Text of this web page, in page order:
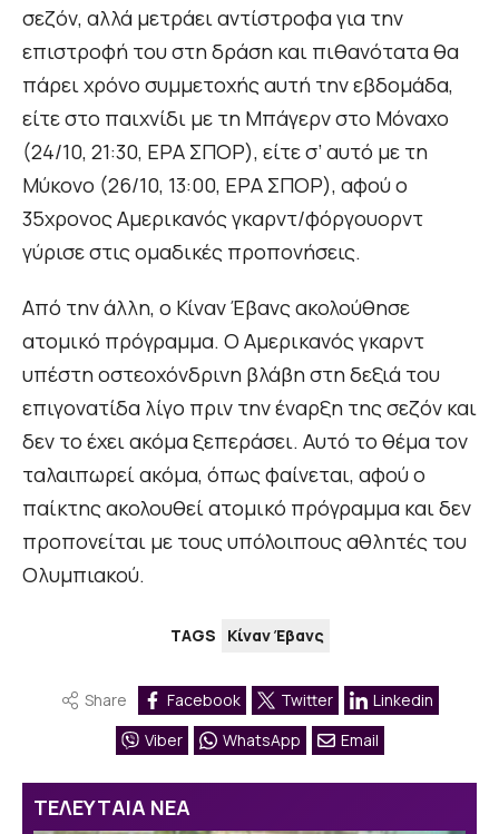
σεζόν, αλλά μετράει αντίστροφα για την
επιστροφή του στη δράση και πιθανότατα θα
πάρει χρόνο συμμετοχής αυτή την εβδομάδα,
είτε στο παιχνίδι με τη Μπάγερν στο Μόναχο
(24/10, 21:30, ΕΡΑ ΣΠΟΡ), είτε σ’ αυτό με τη
Μύκονο (26/10, 13:00, ΕΡΑ ΣΠΟΡ), αφού ο
35χρονος Αμερικανός γκαρντ/φόργουορντ
γύρισε στις ομαδικές προπονήσεις.
Από την άλλη, ο Κίναν Έβανς ακολούθησε
ατομικό πρόγραμμα. Ο Αμερικανός γκαρντ
υπέστη οστεοχόνδρινη βλάβη στη δεξιά του
επιγονατίδα λίγο πριν την έναρξη της σεζόν και
δεν το έχει ακόμα ξεπεράσει. Αυτό το θέμα τον
ταλαιπωρεί ακόμα, όπως φαίνεται, αφού ο
παίκτης ακολουθεί ατομικό πρόγραμμα και δεν
προπονείται με τους υπόλοιπους αθλητές του
Ολυμπιακού.
TAGS Κίναν Έβανς
Share Facebook Twitter
Linkedin
Viber
WhatsApp Email
ΤΕΛΕΥΤΑΙΑ ΝΕΑ